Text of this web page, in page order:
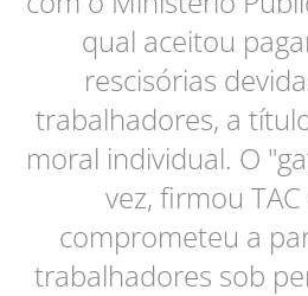
qual aceitou
rescisórias
trabalhadores, a
moral individual. O
vez, firmou
comprometeu a
trabalhadores sob